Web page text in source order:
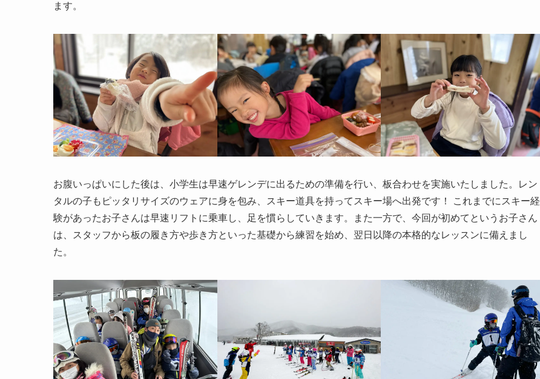
ます。
お腹いっぱいにした後は、小学生は早速ゲレンデに出るための準備を行い、板合わせを実施いたしました。レン
タルの子もピッタリサイズのウェアに身を包み、スキー道具を持ってスキー場へ出発です！ これまでにスキー経
験があったお子さんは早速リフトに乗車し、足を慣らしていきます。また一方で、今回が初めてというお子さん
は、スタッフから板の履き方や歩き方といった基礎から練習を始め、翌日以降の本格的なレッスンに備えまし
た。